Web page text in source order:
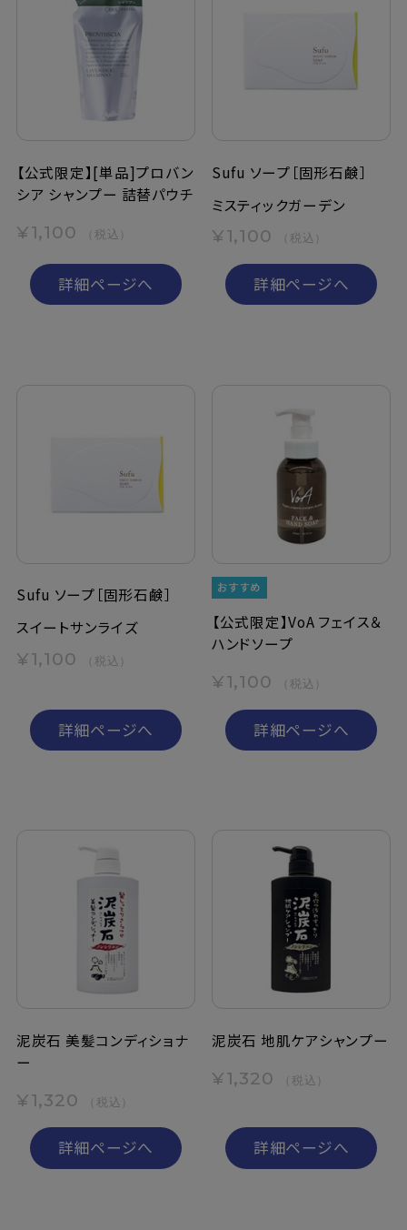
【公式限定】[単品]プロバン
シア シャンプー 詰替パウチ
¥1,100 （税込）
詳細ページへ
Sufu ソープ［固形石鹸］
ミスティックガーデン
¥1,100 （税込）
詳細ページへ
Sufu ソープ［固形石鹸］
スイートサンライズ
¥1,100 （税込）
詳細ページへ
【公式限定】VoA フェイス＆
ハンドソープ
¥1,100 （税込）
詳細ページへ
泥炭石 美髪コンディショナ
ー
¥1,320 （税込）
詳細ページへ
泥炭石 地肌ケアシャンプー
¥1,320 （税込）
詳細ページへ